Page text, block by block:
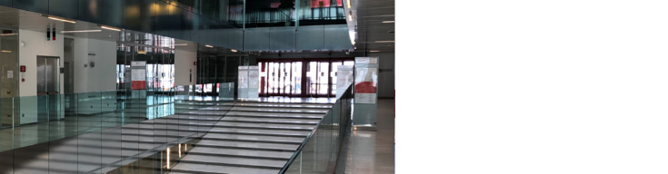
Rohre
Salzkerne
Sensoren & Messwandler
Spulenkörper
Maschinen- und Anlagenbau
Medizinische Geräte
Medizintechnik
Messen, Erfassen und Erkennen